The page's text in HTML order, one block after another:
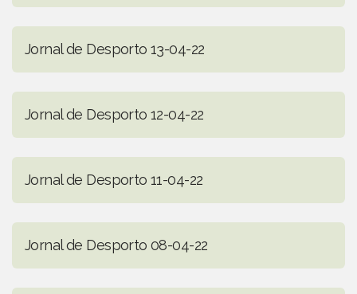
Jornal de Desporto 13-04-22
Jornal de Desporto 12-04-22
Jornal de Desporto 11-04-22
Jornal de Desporto 08-04-22